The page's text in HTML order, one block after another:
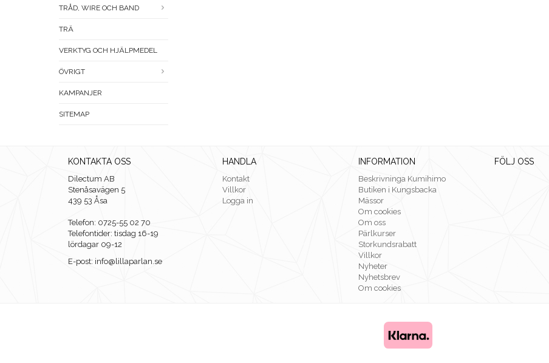
TRÅD, WIRE OCH BAND
TRÄ
VERKTYG OCH HJÄLPMEDEL
ÖVRIGT
KAMPANJER
SITEMAP
KONTAKTA OSS
Dilectum AB
Stenåsavägen 5
439 53 Åsa
Telefon: 0725-55 02 70
Telefontider: tisdag 16-19
lördagar 09-12
E-post: info@lillaparlan.se
HANDLA
Kontakt
Villkor
Logga in
INFORMATION
Beskrivninga Kumihimo
Butiken i Kungsbacka
Mässor
Om cookies
Om oss
Pärlkurser
Storkundsrabatt
Villkor
Nyheter
Nyhetsbrev
Om cookies
FÖLJ OSS